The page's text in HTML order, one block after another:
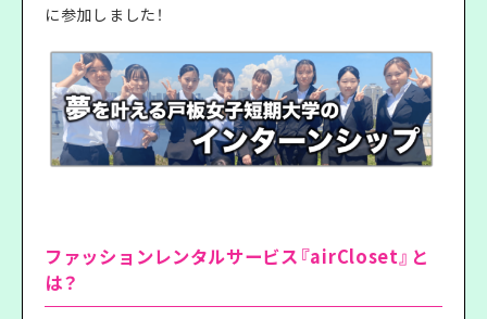
に参加しました！
ファッションレンタルサービス『airCloset』と
は？